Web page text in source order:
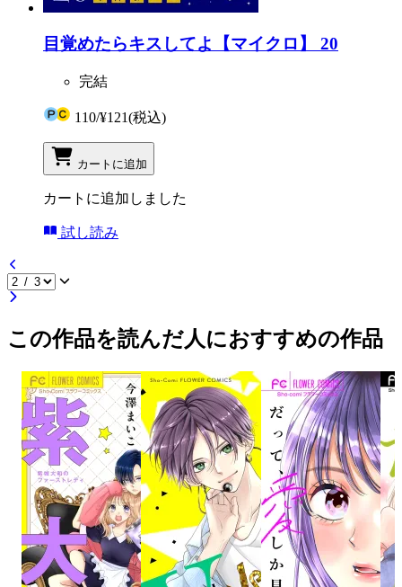
目覚めたらキスしてよ【マイクロ】 20
完結
110/¥121(税込)
カートに追加
カートに追加しました
試し読み
この作品を読んだ人におすすめの作品